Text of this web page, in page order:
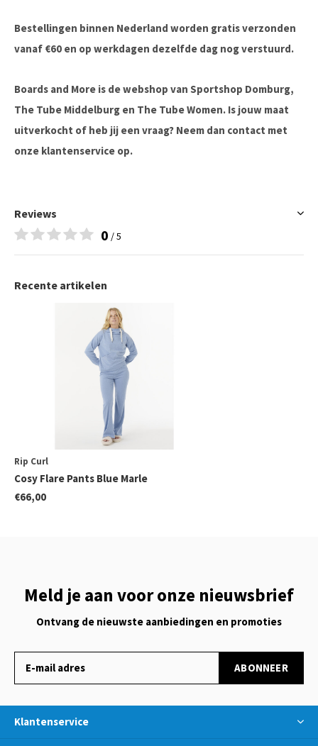
Bestellingen binnen Nederland worden gratis verzonden
vanaf €60 en op werkdagen dezelfde dag nog verstuurd.
Boards and More is de webshop van Sportshop Domburg,
The Tube Middelburg en The Tube Women. Is jouw maat
uitverkocht of heb jij een vraag? Neem dan contact met
onze klantenservice op.
Reviews
0 / 5
Recente artikelen
Rip Curl
Cosy Flare Pants Blue Marle
€66,00
Meld je aan voor onze nieuwsbrief
Ontvang de nieuwste aanbiedingen en promoties
ABONNEER
Klantenservice